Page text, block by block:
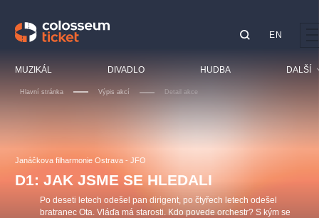
MUZIKÁL DIVADLO HUDBA DALŠÍ
Sport
EN
Hlavní stránka Výpis akcí Detail akce
Janáčkova filharmonie Ostrava - JFO
D1: JAK JSME SE HLEDALI
Po deseti letech odešel pan dirigent, po čtyřech letech odešel
bratranec Ota. Vláďa má starosti. Kdo povede orchestr? S kým se
OBYČEJNÁ HOLKA
Agentura 44, s.r.o.
Pink Panther Agency,
s.r.o.